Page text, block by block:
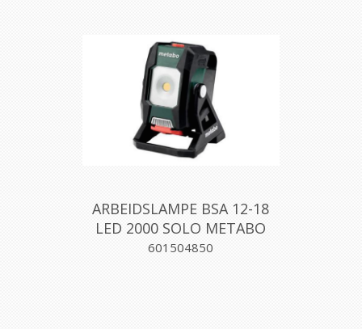
ARBEIDSLAMPE BSA 12-18
LED 2000 SOLO METABO
601504850